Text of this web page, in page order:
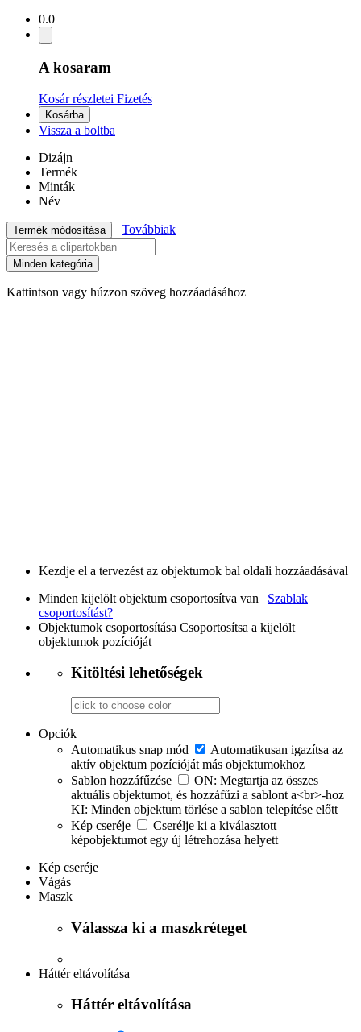
0.0
A kosaram
Kosár részletei Fizetés
Kosárba
Vissza a boltba
Dizájn
Termék
Minták
Név
Termék módosítása Továbbiak
Minden kategória
Kattintson vagy húzzon szöveg hozzáadásához
Kezdje el a tervezést az objektumok bal oldali hozzáadásával
Minden kijelölt objektum csoportosítva van | Szablak
csoportosítást?
Objektumok csoportosítása Csoportosítsa a kijelölt
objektumok pozícióját
Kitöltési lehetőségek
Opciók
Automatikus snap mód
Automatikusan igazítsa az
aktív objektum pozícióját más objektumokhoz
Sablon hozzáfűzése
ON: Megtartja az összes
aktuális objektumot, és hozzáfűzi a sablont a<br>-hoz
KI: Minden objektum törlése a sablon telepítése előtt
Kép cseréje
Cserélje ki a kiválasztott
képobjektumot egy új létrehozása helyett
Kép cseréje
Vágás
Maszk
Válassza ki a maszkréteget
Háttér eltávolítása
Háttér eltávolítása